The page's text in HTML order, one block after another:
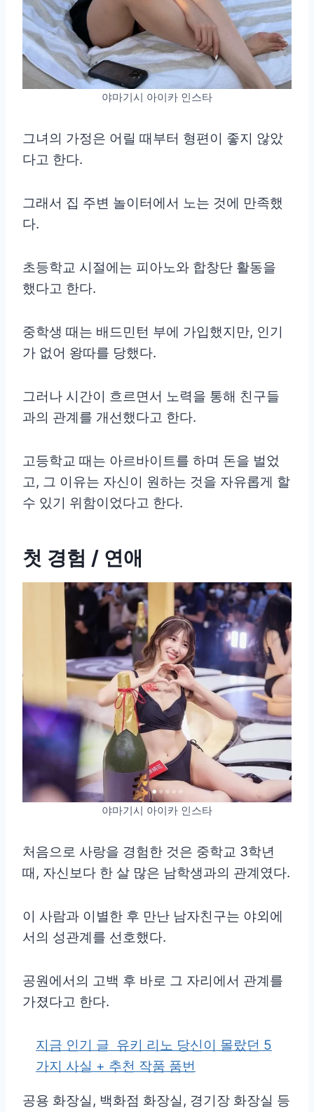
야마기시 아이카 인스타
그녀의 가정은 어릴 때부터 형편이 좋지 않았
다고 한다.
그래서 집 주변 놀이터에서 노는 것에 만족했
다.
초등학교 시절에는 피아노와 합창단 활동을
했다고 한다.
중학생 때는 배드민턴 부에 가입했지만, 인기
가 없어 왕따를 당했다.
그러나 시간이 흐르면서 노력을 통해 친구들
과의 관계를 개선했다고 한다.
고등학교 때는 아르바이트를 하며 돈을 벌었
고, 그 이유는 자신이 원하는 것을 자유롭게 할
수 있기 위함이었다고 한다.
첫 경험 / 연애
야마기시 아이카 인스타
처음으로 사랑을 경험한 것은 중학교 3학년
때, 자신보다 한 살 많은 남학생과의 관계였다.
이 사람과 이별한 후 만난 남자친구는 야외에
서의 성관계를 선호했다.
공원에서의 고백 후 바로 그 자리에서 관계를
가졌다고 한다.
지금 인기 글 유키 리노 당신이 몰랐던 5
가지 사실 + 추천 작품 품번
공용 화장실, 백화점 화장실, 경기장 화장실 등